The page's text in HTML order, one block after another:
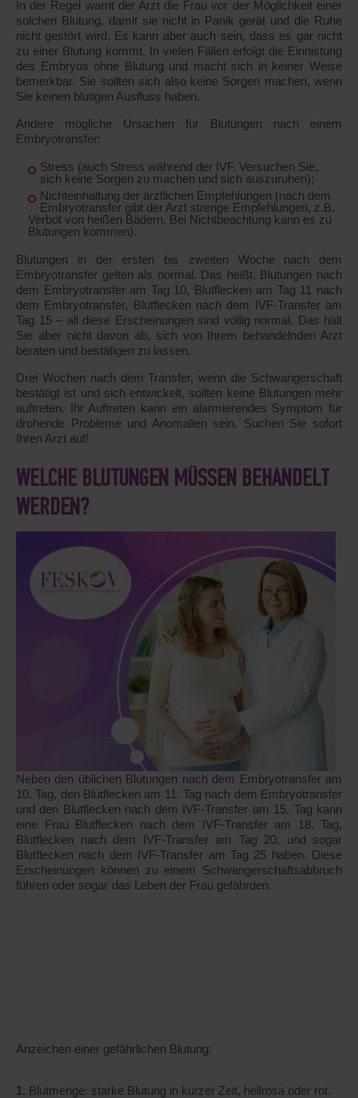
In der Regel warnt der Arzt die Frau vor der Möglichkeit einer
solchen Blutung, damit sie nicht in Panik gerät und die Ruhe
nicht gestört wird. Es kann aber auch sein, dass es gar nicht
zu einer Blutung kommt. In vielen Fällen erfolgt die Einnistung
des Embryos ohne Blutung und macht sich in keiner Weise
bemerkbar. Sie sollten sich also keine Sorgen machen, wenn
Sie keinen blutigen Ausfluss haben.
Andere mögliche Ursachen für Blutungen nach einem
Embryotransfer:
Stress (auch Stress während der IVF. Versuchen Sie,
sich keine Sorgen zu machen und sich auszuruhen);
Nichteinhaltung der ärztlichen Empfehlungen (nach dem
Embryotransfer gibt der Arzt strenge Empfehlungen, z.B.
Verbot von heißen Bädern. Bei Nichtbeachtung kann es zu
Blutungen kommen).
Blutungen in der ersten bis zweiten Woche nach dem
Embryotransfer gelten als normal. Das heißt, Blutungen nach
dem Embryotransfer am Tag 10, Blutflecken am Tag 11 nach
dem Embryotransfer, Blutflecken nach dem IVF-Transfer am
Tag 15 – all diese Erscheinungen sind völlig normal. Das hält
Sie aber nicht davon ab, sich von Ihrem behandelnden Arzt
beraten und bestätigen zu lassen.
Drei Wochen nach dem Transfer, wenn die Schwangerschaft
bestätigt ist und sich entwickelt, sollten keine Blutungen mehr
auftreten. Ihr Auftreten kann ein alarmierendes Symptom für
drohende Probleme und Anomalien sein. Suchen Sie sofort
Ihren Arzt auf!
WELCHE BLUTUNGEN MÜSSEN BEHANDELT
WERDEN?
Neben den üblichen Blutungen nach dem Embryotransfer am
10. Tag, den Blutflecken am 11. Tag nach dem Embryotransfer
und den Blutflecken nach dem IVF-Transfer am 15. Tag kann
eine Frau Blutflecken nach dem IVF-Transfer am 18. Tag,
Blutflecken nach dem IVF-Transfer am Tag 20, und sogar
Blutflecken nach dem IVF-Transfer am Tag 25 haben. Diese
Erscheinungen können zu einem Schwangerschaftsabbruch
führen oder sogar das Leben der Frau gefährden.
Anzeichen einer gefährlichen Blutung:
Blutmenge: starke Blutung in kurzer Zeit, hellrosa oder rot.